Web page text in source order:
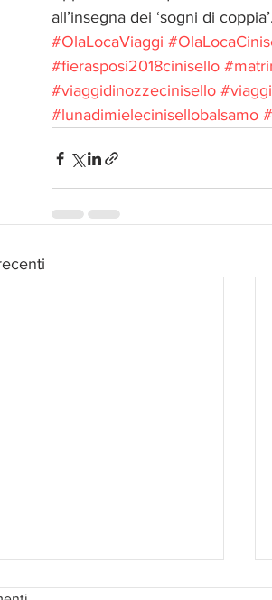
all’insegna dei ‘sogni di coppia’.
#OlaLocaViaggi
#fierasposi2018cinisello
#viaggidinozzecinisello
#lunadimielecinisellobalsamo